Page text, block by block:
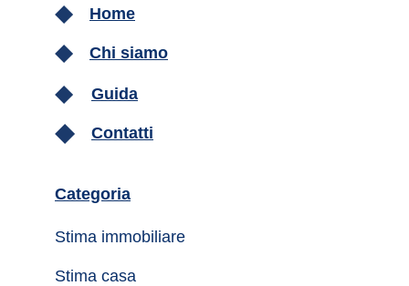
Home
Guida
Contatti
Chi siamo
Categoria
Stima immobiliare
Stima casa